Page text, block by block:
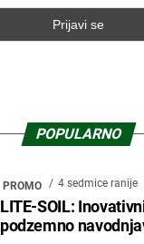
POPULARNO
PROMO 4 sedmice ranije
LITE-SOIL:
podzemno